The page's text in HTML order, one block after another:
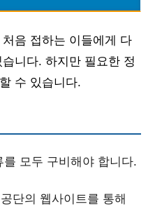
음 접하는 이들에게 다
니다. 하지만 필요한 정
수 있습니다.
를 모두 구비해야 합니다.
단의 웹사이트를 통해